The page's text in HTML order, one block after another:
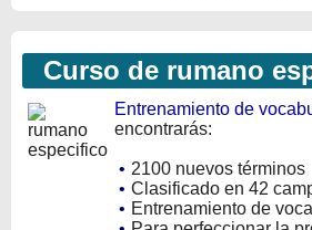
Curso de rumano
Entrenamiento de
encontrarás:
• 2100 nuevos términos
• Clasificado en 42
• Entrenamiento de